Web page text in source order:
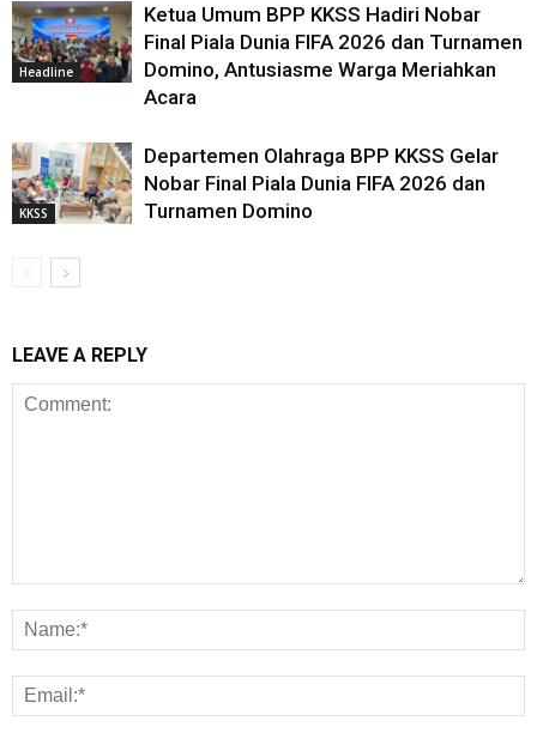
Headline
Ketua Umum BPP KKSS Hadiri Nobar
Final Piala Dunia FIFA 2026 dan Turnamen
Domino, Antusiasme Warga Meriahkan
Acara
KKSS
Departemen Olahraga BPP KKSS Gelar
Nobar Final Piala Dunia FIFA 2026 dan
Turnamen Domino
LEAVE A REPLY